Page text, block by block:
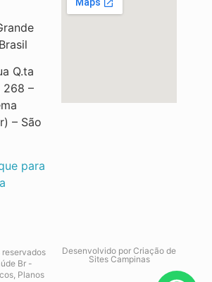
Q.ta
268 –
– São
para
Br -
Planos
Desenvolvido por Criação de
Sites Campinas